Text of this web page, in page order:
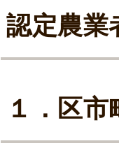
認定農業
１．区